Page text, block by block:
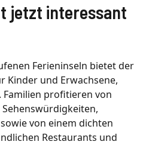
jetzt interessant
Ferieninseln bietet der
Kinder und Erwachsene,
profitieren von
von einem dichten
Restaurants und